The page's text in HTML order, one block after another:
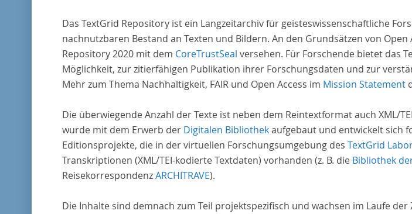
Das TextGrid Repository ist ein Langzeitarchiv für geisteswissenschaftliche
nachnutzbaren Bestand an Texten und Bildern. An den Grundsätzen von
Repository 2020 mit dem CoreTrustSeal versehen. Für Forschende bietet das
Möglichkeit, zur zitierfähigen Publikation ihrer Forschungsdaten und zur
Mehr zum Thema Nachhaltigkeit, FAIR und Open Access im Mission Statement
Die überwiegende Anzahl der Texte ist neben dem Reintextformat auch XML/
wurde mit dem Erwerb der Digitalen Bibliothekaufgebaut und entwickelt sich
Editionsprojekte, die in der virtuellen Forschungsumgebung des TextGrid
Transkriptionen (XML/TEI-kodierte Textdaten) vorhanden (z. B. die Bibliothek
ReisekorrespondenzARCHITRAVE).
Die Inhalte sind demnach zum Teil projektspezifisch und wachsen im Laufe